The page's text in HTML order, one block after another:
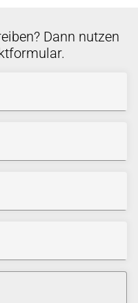
Dann nutzen